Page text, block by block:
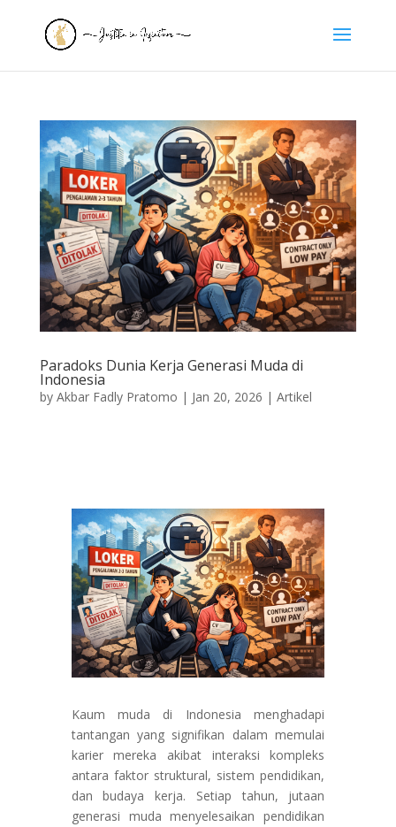
Paradoks Dunia Kerja Generasi Muda di
Indonesia
by Akbar Fadly Pratomo | Jan 20, 2026 | Artikel
Kaum muda di Indonesia menghadapi
tantangan yang signifikan dalam memulai
karier mereka akibat interaksi kompleks
antara faktor struktural, sistem pendidikan,
dan budaya kerja. Setiap tahun, jutaan
generasi muda menyelesaikan pendidikan